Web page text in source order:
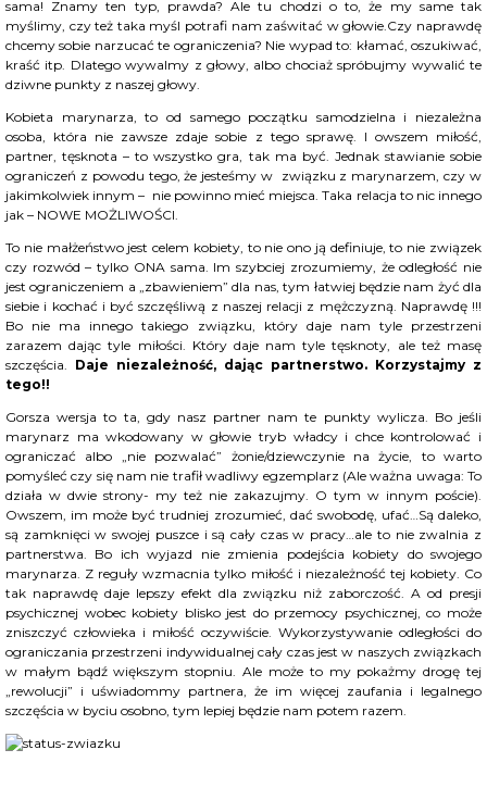
sama! Znamy ten typ, prawda? Ale tu chodzi o to, że my same tak
myślimy, czy też taka myśl potrafi nam zaświtać w głowie.Czy naprawdę
chcemy sobie narzucać te ograniczenia? Nie wypad to: kłamać, oszukiwać,
kraść itp. Dlatego wywalmy z głowy, albo chociaż spróbujmy wywalić te
dziwne punkty z naszej głowy.
Kobieta marynarza, to od samego początku samodzielna i niezależna
osoba, która nie zawsze zdaje sobie z tego sprawę. I owszem miłość,
partner, tęsknota – to wszystko gra, tak ma być. Jednak stawianie sobie
ograniczeń z powodu tego, że jesteśmy w związku z marynarzem, czy w
jakimkolwiek innym – nie powinno mieć miejsca. Taka relacja to nic innego
jak – NOWE MOŻLIWOŚCI.
To nie małżeństwo jest celem kobiety, to nie ono ją definiuje, to nie związek
czy rozwód – tylko ONA sama. Im szybciej zrozumiemy, że odległość nie
jest ograniczeniem a „zbawieniem” dla nas, tym łatwiej będzie nam żyć dla
siebie i kochać i być szczęśliwą z naszej relacji z mężczyzną. Naprawdę !!!
Bo nie ma innego takiego związku, który daje nam tyle przestrzeni
zarazem dając tyle miłości. Który daje nam tyle tęsknoty, ale też masę
szczęścia. Daje niezależność, dając partnerstwo. Korzystajmy z
tego!!
Gorsza wersja to ta, gdy nasz partner nam te punkty wylicza. Bo jeśli
marynarz ma wkodowany w głowie tryb władcy i chce kontrolować i
ograniczać albo „nie pozwalać” żonie/dziewczynie na życie, to warto
pomyśleć czy się nam nie trafił wadliwy egzemplarz (Ale ważna uwaga: To
działa w dwie strony- my też nie zakazujmy. O tym w innym poście).
Owszem, im może być trudniej zrozumieć, dać swobodę, ufać…Są daleko,
są zamknięci w swojej puszce i są cały czas w pracy…ale to nie zwalnia z
partnerstwa. Bo ich wyjazd nie zmienia podejścia kobiety do swojego
marynarza. Z reguły wzmacnia tylko miłość i niezależność tej kobiety. Co
tak naprawdę daje lepszy efekt dla związku niż zaborczość. A od presji
psychicznej wobec kobiety blisko jest do przemocy psychicznej, co może
zniszczyć człowieka i miłość oczywiście. Wykorzystywanie odległości do
ograniczania przestrzeni indywidualnej cały czas jest w naszych związkach
w małym bądź większym stopniu. Ale może to my pokażmy drogę tej
„rewolucji” i uświadommy partnera, że im więcej zaufania i legalnego
szczęścia w byciu osobno, tym lepiej będzie nam potem razem.